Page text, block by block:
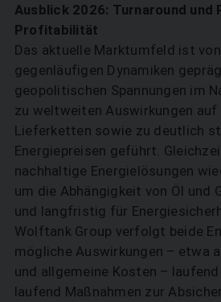
Ausblick 2026: Turnaround und
Profitabilität
Das aktuelle Marktumfeld ist
gegenläufigen Dynamiken
geopolitischen Spannungen im
zu weltweiten Auswirkungen
Lieferketten sowie zu deutlich
Energiepreisen geführt.
nachhaltige Energielösungen
um die Abhängigkeit von Öl und
und langfristig für
Wolftank Group verfolgt beide
mögliche Auswirkungen – etwa
und allgemeine Kosten –
laufend Maßnahmen zur